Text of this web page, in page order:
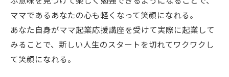
ママであるあなたの心も軽くなって笑顔になれる。
あなた自身がママ起業応援講座を受けて実際に起業して
みることで、新しい人生のスタートを切れてワクワクし
て笑顔になれる。